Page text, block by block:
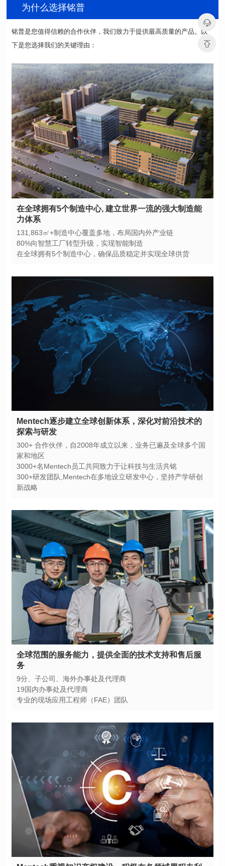
为什么选择铭普
下是您选择我们的关键理由：
力体系
131,863㎡+制造中心覆盖多地，布局国内外产业链
80%向智慧工厂转型升级，实现智能制造
在全球拥有5个制造中心，确保品质稳定并实现全球供货
探索与研发
家和地区
3000+名Mentech员工共同致力于让科技与生活共铭
新战略
务
9分、子公司、海外办事处及代理商
19国内办事处及代理商
专业的现场应用工程师（FAE）团队